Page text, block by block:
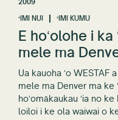
ʻIMI NUI
ʻIMI KUMU
E hoʻolohe i ka
mele ma
Ua kauoha ʻo WESTAF
mele ma Denver ma ke
hoʻomākaukau ʻia no ke
loiloi i ke ola waiwai o